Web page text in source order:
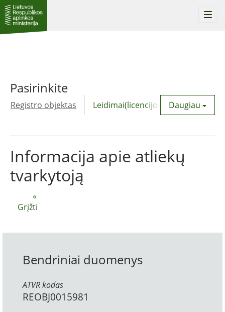
Pasirinkite
Registro objektas Leidimai(licencijos) Daugiau
«
Grįžti
Informacija apie atliekų
tvarkytoją
Bendriniai duomenys
ATVR kodas
REOBJ0015981